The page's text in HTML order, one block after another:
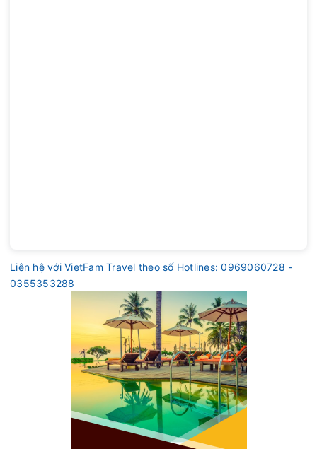
Liên hệ với VietFam Travel theo số Hotlines: 0969060728 -
0355353288